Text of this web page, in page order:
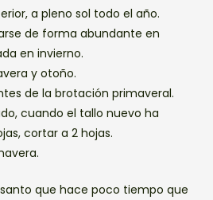
a pleno sol todo el año.
de forma abundante en
en invierno.
y otoño.
de la brotación primaveral.
cuando el tallo nuevo ha
cortar a 2 hojas.
que hace poco tiempo que